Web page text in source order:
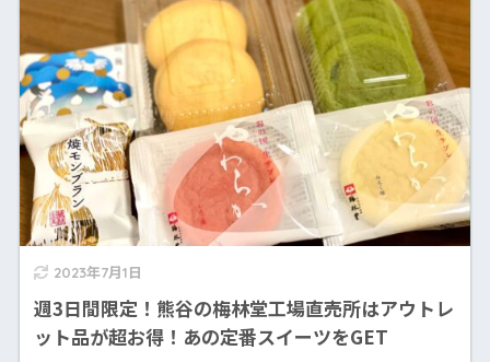
2023年7月1日
週3日間限定！熊谷の梅林堂工場直売所はアウトレ
ット品が超お得！あの定番スイーツをGET